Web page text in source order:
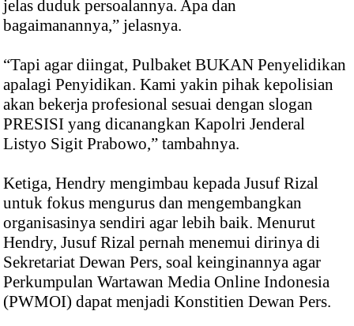
jelas duduk persoalannya. Apa dan
bagaimanannya,” jelasnya.
“Tapi agar diingat, Pulbaket BUKAN Penyelidikan
apalagi Penyidikan. Kami yakin pihak kepolisian
akan bekerja profesional sesuai dengan slogan
PRESISI yang dicanangkan Kapolri Jenderal
Listyo Sigit Prabowo,” tambahnya.
Ketiga, Hendry mengimbau kepada Jusuf Rizal
untuk fokus mengurus dan mengembangkan
organisasinya sendiri agar lebih baik. Menurut
Hendry, Jusuf Rizal pernah menemui dirinya di
Sekretariat Dewan Pers, soal keinginannya agar
Perkumpulan Wartawan Media Online Indonesia
(PWMOI) dapat menjadi Konstitien Dewan Pers.